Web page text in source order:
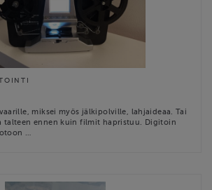
miksei myös jälkipolville, lahjaideaa. Tai
talteen ennen kuin filmit hapristuu. Digitoin
…